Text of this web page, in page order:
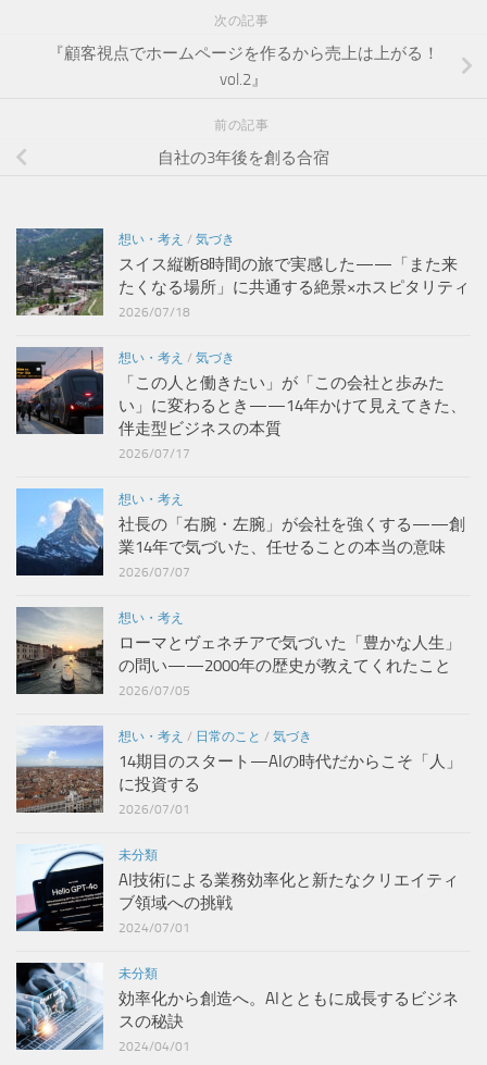
次の記事
『顧客視点でホームページを作るから売上は上がる！
vol.2』
前の記事
自社の3年後を創る合宿
想い・考え / 気づき
スイス縦断8時間の旅で実感した——「また来
たくなる場所」に共通する絶景×ホスピタリティ
2026/07/18
想い・考え / 気づき
「この人と働きたい」が「この会社と歩みた
い」に変わるとき——14年かけて見えてきた、
伴走型ビジネスの本質
2026/07/17
想い・考え
社長の「右腕・左腕」が会社を強くする——創
業14年で気づいた、任せることの本当の意味
2026/07/07
想い・考え
ローマとヴェネチアで気づいた「豊かな人生」
の問い——2000年の歴史が教えてくれたこと
2026/07/05
想い・考え / 日常のこと / 気づき
14期目のスタート—AIの時代だからこそ「人」
に投資する
2026/07/01
未分類
AI技術による業務効率化と新たなクリエイティ
ブ領域への挑戦
2024/07/01
未分類
効率化から創造へ。AIとともに成長するビジネ
スの秘訣
2024/04/01